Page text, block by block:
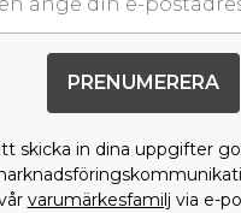
PRENUMERERA
skicka in dina uppgifter
varumärkesfamilj via e-